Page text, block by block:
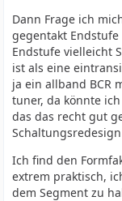
Dann Frage ich
gegentakt
Endstufe vielleicht
ist als eine
ja ein allband BCR
tuner, da könnte
das das recht gut
Ich find den
extrem praktisch,
dem Segment zu